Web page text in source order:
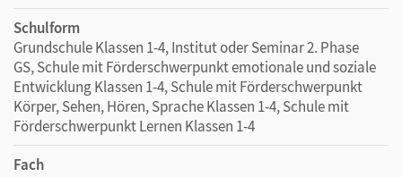
Schulform
Grundschule Klassen 1-4, Institut oder Seminar 2. Phase
GS, Schule mit Förderschwerpunkt emotionale und soziale
Entwicklung Klassen 1-4, Schule mit Förderschwerpunkt
Körper, Sehen, Hören, Sprache Klassen 1-4, Schule mit
Förderschwerpunkt Lernen Klassen 1-4
Fach